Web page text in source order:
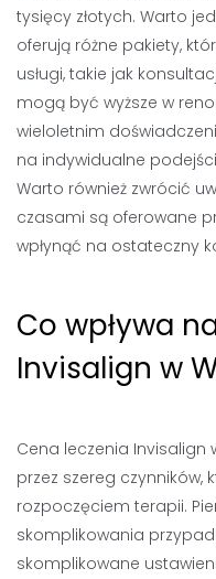
tysięcy złotych. Warto
oferują różne pakiety,
usługi, takie jak
mogą być wyższe w
wieloletnim
na indywidualne
Warto również zwrócić
czasami są oferowane
wpłynąć na ostateczny
Co wpływa
Invisalign w
Cena leczenia Invisalign
przez szereg czynników,
rozpoczęciem terapii.
skomplikowania
skomplikowane